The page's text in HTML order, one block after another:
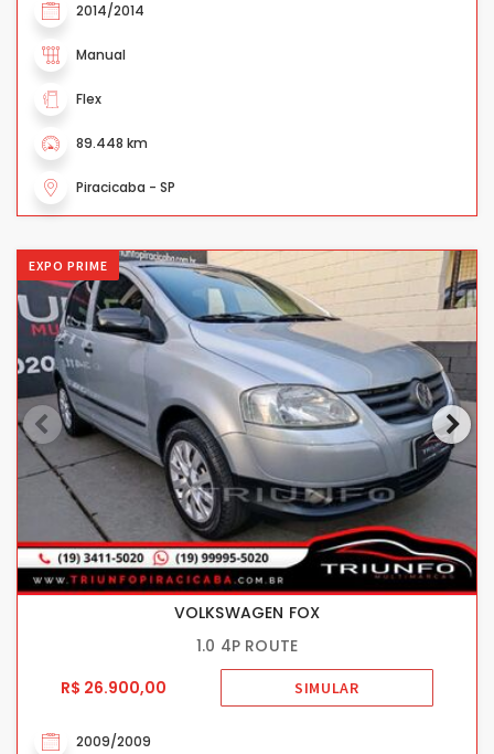
2014/2014
Manual
Flex
89.448 km
Piracicaba - SP
EXPO PRIME
VOLKSWAGEN FOX
1.0 4P ROUTE
R$ 26.900,00
SIMULAR
2009/2009